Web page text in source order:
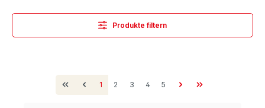
Produkte filtern
Seite
1 Seite
2 Seite
3 Seite
4 Seite
5